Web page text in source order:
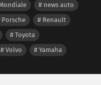
news auto
Porsche
Renault
Toyota
Volvo Yamaha